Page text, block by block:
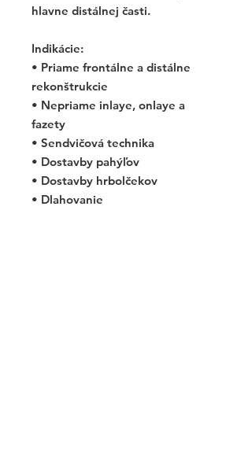
hlavne distálnej časti.
Indikácie:
• Priame frontálne a distálne
rekonštrukcie
• Nepriame inlaye, onlaye a
fazety
• Sendvičová technika
• Dostavby pahýľov
• Dostavby hrbolčekov
• Dlahovanie